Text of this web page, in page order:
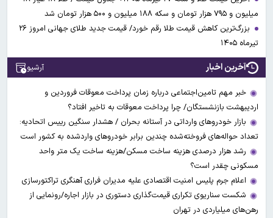
میلیون و ۷۹۵ هزار تومان و سکه ۱۸۸ میلیون و ۵۰۰ هزار تومان شد
بزرگ‌ترین کاهش قیمت طلا رقم خورد/ قیمت جدید طلای جهانی امروز ۲۶
تیرماه ۱۴۰۵
آخرین اخبار آرشیو
خبر مهم تامین‌اجتماعی درباره زمان پرداخت معوقات فروردین و
اردیبهشت بازنشستگان/ چرا پرداخت معوقات به تاخیر افتاد؟
بازار خودروهای وارداتی در آستانه بحران / هشدار سنگین رییس اتحادیه:
تعداد حواله‌های فروخته‌شده چندین برابر خودروهای واردشده به کشور است
رشد هزار درصدی هزینه ساخت مسکن/هزینه ساخت یک متر واحد
مسکونی چقدر است؟
اعلام جرم پلیس امنیت اقتصادی علیه مدیران فراری آهنگری تراکتورسازی
شکست سناریوی تکراری قیمت‌گذاری دستوری در بازار اجاره/رونمایی از
رهن‌های میلیاردی در تهران